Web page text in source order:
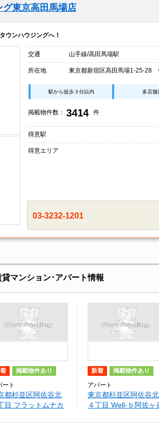
東京高田馬場店
ウンハウジングへ！
交通 山手線/高田馬場駅
所在地 東京都新宿区高田馬場1-25-28
駅から徒歩３分以内 多店舗
掲載物件数： 3414 件
得意駅
得意エリア
03-3232-1201
マンション･アパート情報
掲載物件あり
ート
都杉並区阿佐谷北
目 フラットムナカ
新着 掲載物件あり
アパート
東京都杉並区阿佐谷北
４丁目 Well-ｂ阿佐ヶ